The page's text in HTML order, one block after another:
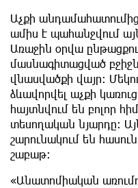
Աչքի
ամիս է պահանջվում
Առաջին օրվա
մասնագիտացված
վնասվածքի վայր։
ձևավորվել աչքի
հայտնվում են բոլոր
տեսողական նյարդը։
շարունակում են
շաբաթ։
«Անատոմիական